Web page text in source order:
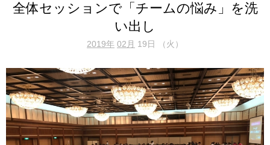
全体セッションで「チームの悩み」を洗
い出し
2019年 02月 19日 （火）